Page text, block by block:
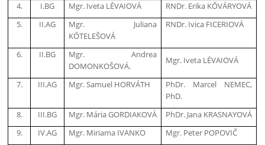
4.
I.BG Mgr. Iveta LÉVAIOVÁ
RNDr. Erika KŐVÁRYOVÁ
5.
II.AG
Mgr. Juliana
KŐTELEŠOVÁ
RNDr. Ivica FICERIOVÁ
6. II.BG
Mgr. Andrea
DOMONKOŠOVÁ.
Mgr. Iveta LÉVAIOVÁ
7. III.AG Mgr. Samuel HORVÁTH
PhDr. Marcel NEMEC,
PhD.
8.
III.BG Mgr. Mária GORDIAKOVÁ
PhDr. Jana KRASNAYOVÁ
9.
IV.AG Mgr. Miriama IVANKO
Mgr. Peter POPOVIČ